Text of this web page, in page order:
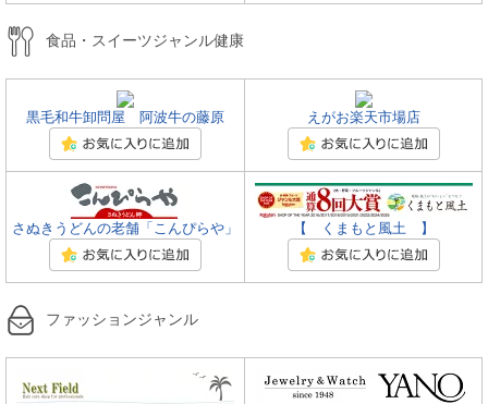
食品・スイーツジャンル健康
黒毛和牛卸問屋 阿波牛の藤原 えがお楽天市場店
さぬきうどんの老舗「こんぴらや」 【 くまもと風土 】
ファッションジャンル